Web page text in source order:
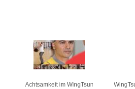
Achtsamkeit im WingTsun